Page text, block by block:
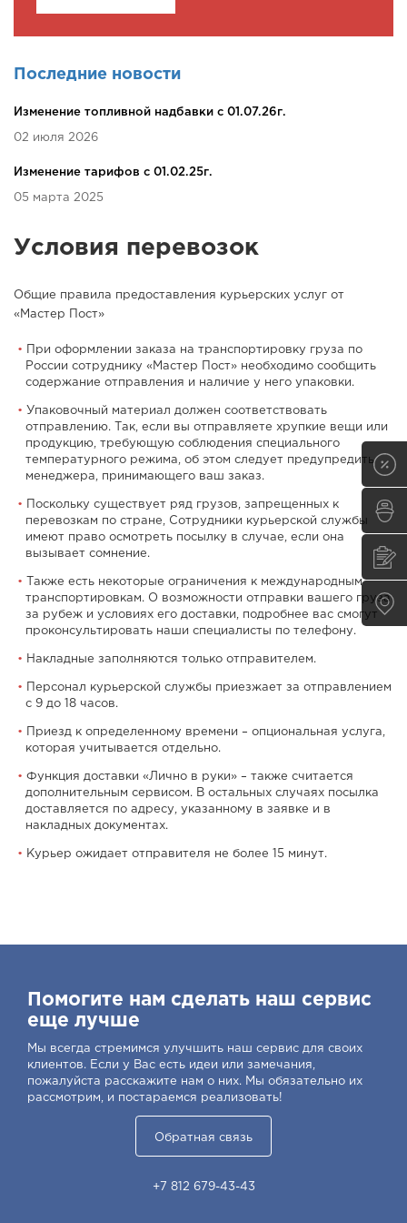
Последние новости
Изменение топливной надбавки c 01.07.26г.
02 июля 2026
Изменение тарифов c 01.02.25г.
05 марта 2025
Условия перевозок
Общие правила предоставления курьерских услуг от
«Мастер Пост»
При оформлении заказа на транспортировку груза по
России сотруднику «Мастер Пост» необходимо сообщить
содержание отправления и наличие у него упаковки.
Упаковочный материал должен соответствовать
отправлению. Так, если вы отправляете хрупкие вещи или
продукцию, требующую соблюдения специального
температурного режима, об этом следует предупредить
менеджера, принимающего ваш заказ.
Поскольку существует ряд грузов, запрещенных к
перевозкам по стране, Сотрудники курьерской службы
имеют право осмотреть посылку в случае, если она
вызывает сомнение.
Также есть некоторые ограничения к международным
транспортировкам. О возможности отправки вашего груза
за рубеж и условиях его доставки, подробнее вас смогут
проконсультировать наши специалисты по телефону.
Накладные заполняются только отправителем.
Персонал курьерской службы приезжает за отправлением
с 9 до 18 часов.
Приезд к определенному времени – опциональная услуга,
которая учитывается отдельно.
Функция доставки «Лично в руки» – также считается
дополнительным сервисом. В остальных случаях посылка
доставляется по адресу, указанному в заявке и в
накладных документах.
Курьер ожидает отправителя не более 15 минут.
Помогите нам сделать наш сервис
еще лучше
Мы всегда стремимся улучшить наш сервис для своих
клиентов. Если у Вас есть идеи или замечания,
пожалуйста расскажите нам о них. Мы обязательно их
рассмотрим, и постараемся реализовать!
Обратная связь
+7 812 679-43-43